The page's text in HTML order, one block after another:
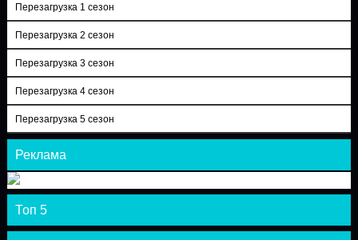
Перезагрузка 1 сезон
Перезагрузка 2 сезон
Перезагрузка 3 сезон
Перезагрузка 4 сезон
Перезагрузка 5 сезон
Реклама
Топ 5